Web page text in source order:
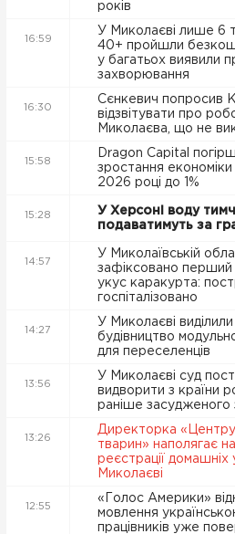
років
16:59
У Миколаєві лише 6
40+ пройшли
у багатьох виявили
захворювання
16:30
Сєнкевич попросив
відзвітувати про
Миколаєва, що не
15:58
Dragon Capital
зростання економіки
2026 році до 1%
15:28
У Херсоні воду
подаватимуть за
14:57
У Миколаївській
зафіксовано перший
укус каракурта:
госпіталізовано
14:27
У Миколаєві
будівництво
для переселенців
13:56
У Миколаєві суд
видворити з країни
раніше засудженого
13:26
Директорка «Центру
тварин» наполягає
реєстрації домашніх
Миколаєві
12:55
«Голос Америки»
мовлення
працівників уже